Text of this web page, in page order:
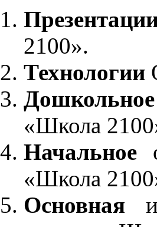
2100».
Технологии
Дошкольное
«Школа
Начальное
«Школа
Основная